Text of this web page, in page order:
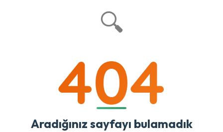
🔍
404
Aradığınız sayfayı bulamadık